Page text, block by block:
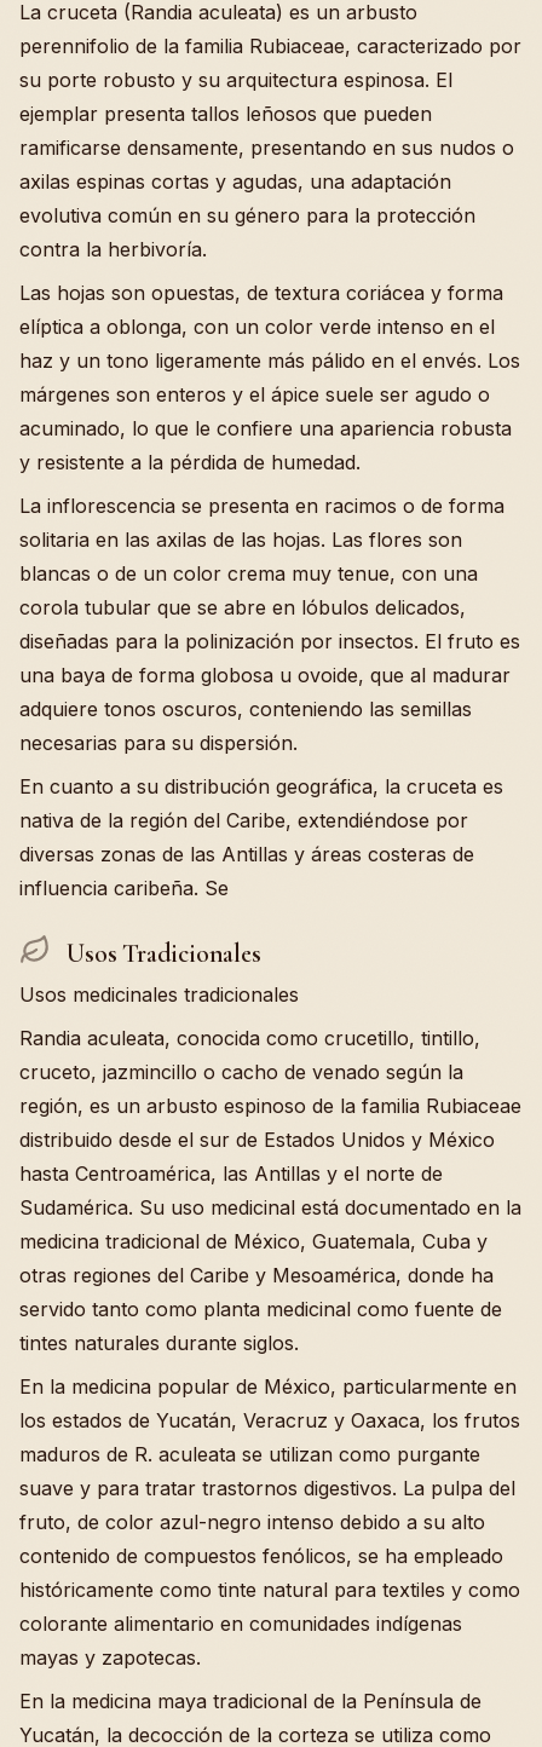
La cruceta (Randia aculeata) es un arbusto
perennifolio de la familia Rubiaceae, caracterizado por
su porte robusto y su arquitectura espinosa. El
ejemplar presenta tallos leñosos que pueden
ramificarse densamente, presentando en sus nudos o
axilas espinas cortas y agudas, una adaptación
evolutiva común en su género para la protección
contra la herbivoría.
Las hojas son opuestas, de textura coriácea y forma
elíptica a oblonga, con un color verde intenso en el
haz y un tono ligeramente más pálido en el envés. Los
márgenes son enteros y el ápice suele ser agudo o
acuminado, lo que le confiere una apariencia robusta
y resistente a la pérdida de humedad.
La inflorescencia se presenta en racimos o de forma
solitaria en las axilas de las hojas. Las flores son
blancas o de un color crema muy tenue, con una
corola tubular que se abre en lóbulos delicados,
diseñadas para la polinización por insectos. El fruto es
una baya de forma globosa u ovoide, que al madurar
adquiere tonos oscuros, conteniendo las semillas
necesarias para su dispersión.
En cuanto a su distribución geográfica, la cruceta es
nativa de la región del Caribe, extendiéndose por
diversas zonas de las Antillas y áreas costeras de
influencia caribeña. Se
Usos Tradicionales
Usos medicinales tradicionales
Randia aculeata, conocida como crucetillo, tintillo,
cruceto, jazmincillo o cacho de venado según la
región, es un arbusto espinoso de la familia Rubiaceae
distribuido desde el sur de Estados Unidos y México
hasta Centroamérica, las Antillas y el norte de
Sudamérica. Su uso medicinal está documentado en la
medicina tradicional de México, Guatemala, Cuba y
otras regiones del Caribe y Mesoamérica, donde ha
servido tanto como planta medicinal como fuente de
tintes naturales durante siglos.
En la medicina popular de México, particularmente en
los estados de Yucatán, Veracruz y Oaxaca, los frutos
maduros de R. aculeata se utilizan como purgante
suave y para tratar trastornos digestivos. La pulpa del
fruto, de color azul-negro intenso debido a su alto
contenido de compuestos fenólicos, se ha empleado
históricamente como tinte natural para textiles y como
colorante alimentario en comunidades indígenas
mayas y zapotecas.
En la medicina maya tradicional de la Península de
Yucatán, la decocción de la corteza se utiliza como